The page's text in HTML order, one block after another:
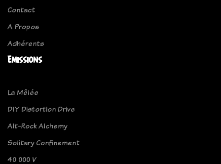
Contact
A Propos
Adhérents
Emissions
La Mêlée
DIY Distortion Drive
Alt-Rock Alchemy
Solitary Confinement
40 000 V